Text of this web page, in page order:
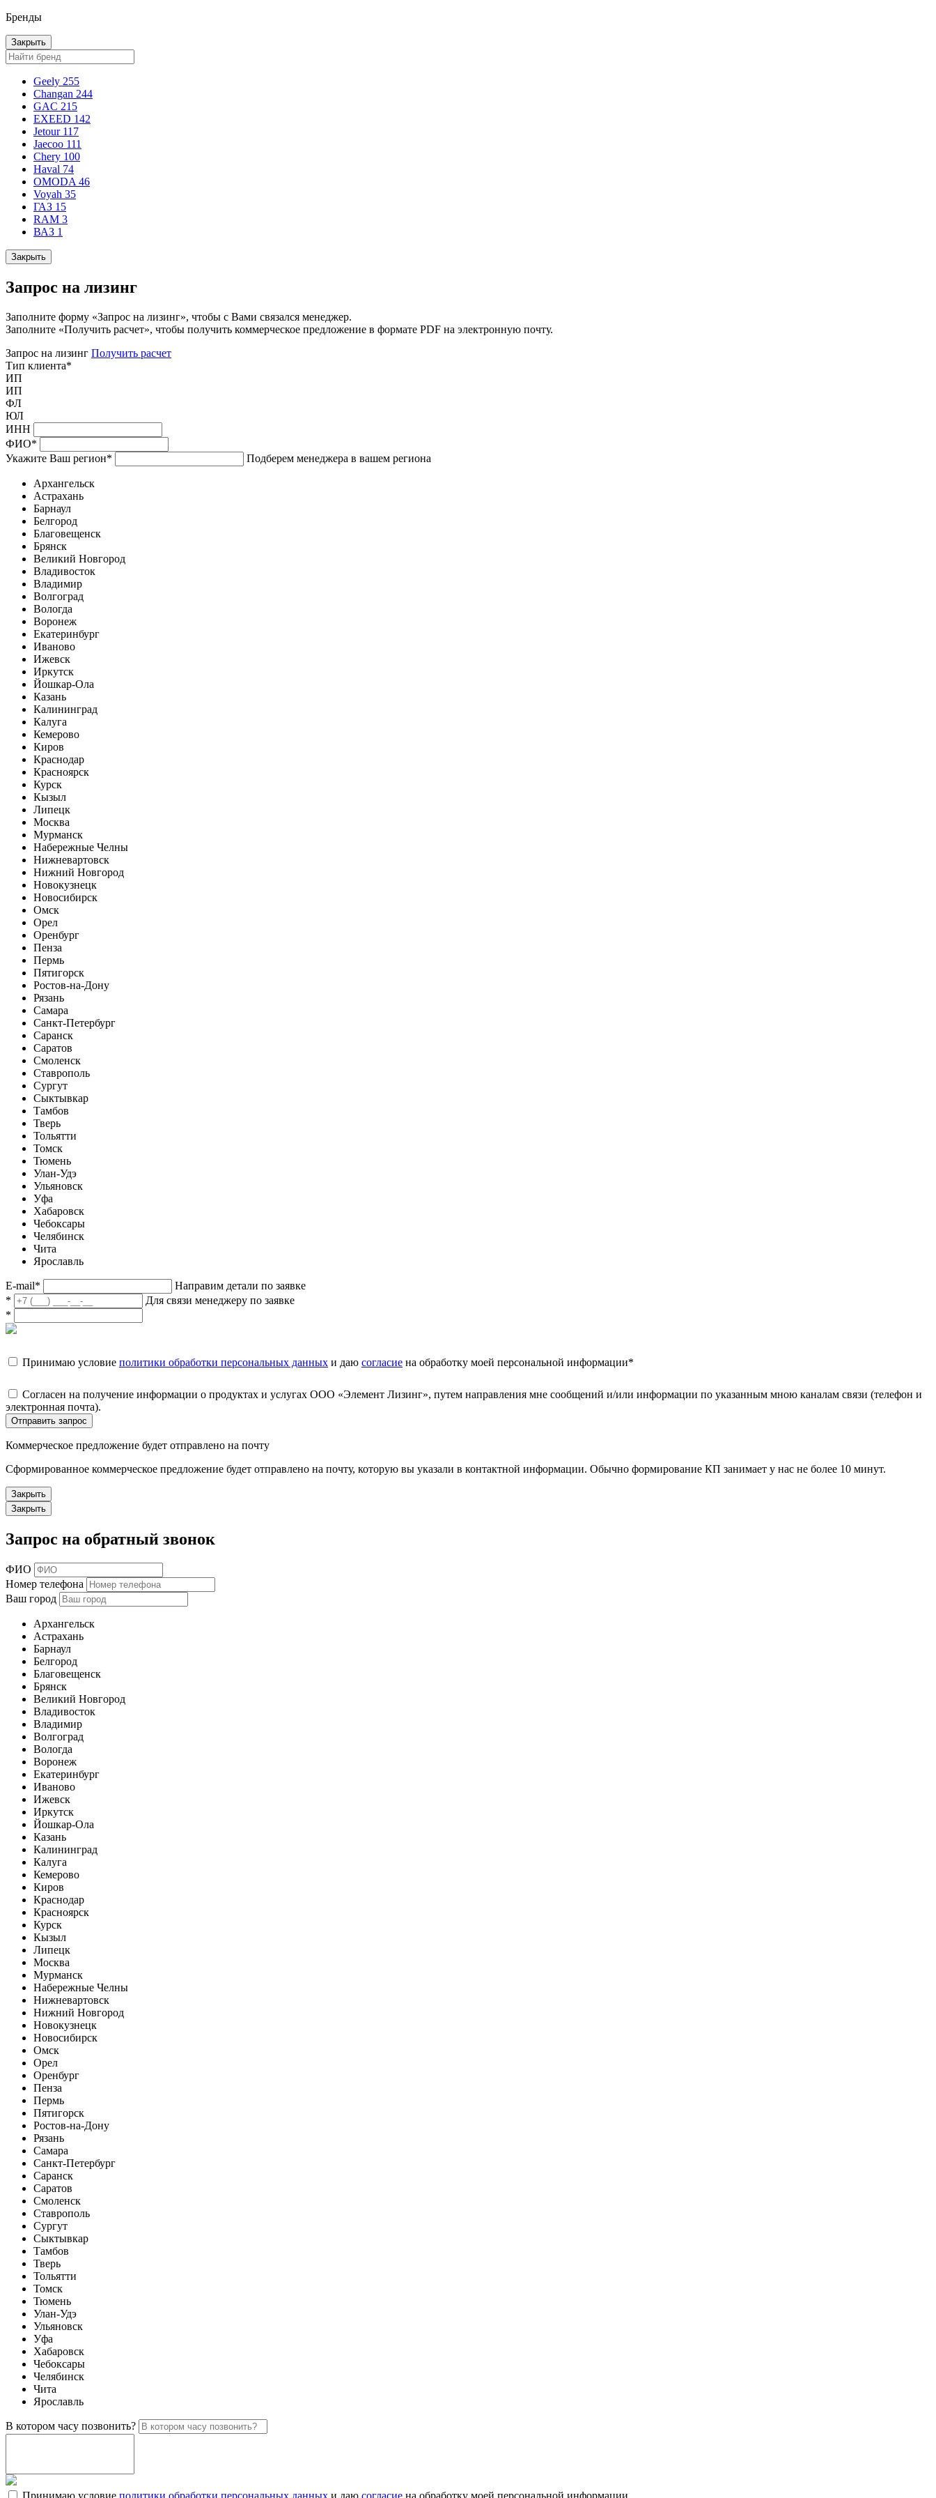
Бренды
Закрыть
Geely 255
Changan 244
GAC 215
EXEED 142
Jetour 117
Jaecoo 111
Chery 100
Haval 74
OMODA 46
Voyah 35
ГАЗ 15
RAM 3
ВАЗ 1
Закрыть
Запрос на лизинг
Заполните форму «Запрос на лизинг», чтобы с Вами связался менеджер.
Заполните «Получить расчет», чтобы получить коммерческое предложение в формате PDF на электронную почту.
Запрос на лизинг Получить расчет
Тип клиента*
ИП
ИП
ФЛ
ЮЛ
ИНН
ФИО*
Укажите Ваш регион* Подберем менеджера в вашем региона
Архангельск
Астрахань
Барнаул
Белгород
Благовещенск
Брянск
Великий Новгород
Владивосток
Владимир
Волгоград
Вологда
Воронеж
Екатеринбург
Иваново
Ижевск
Иркутск
Йошкар-Ола
Казань
Калининград
Калуга
Кемерово
Киров
Краснодар
Красноярск
Курск
Кызыл
Липецк
Москва
Мурманск
Набережные Челны
Нижневартовск
Нижний Новгород
Новокузнецк
Новосибирск
Омск
Орел
Оренбург
Пенза
Пермь
Пятигорск
Ростов-на-Дону
Рязань
Самара
Санкт-Петербург
Саранск
Саратов
Смоленск
Ставрополь
Сургут
Сыктывкар
Тамбов
Тверь
Тольятти
Томск
Тюмень
Улан-Удэ
Ульяновск
Уфа
Хабаровск
Чебоксары
Челябинск
Чита
Ярославль
E-mail*
Направим детали по заявке
*
Для связи менеджеру по заявке
*
Принимаю условие политики обработки персональных данных и даю согласие на обработку моей персональной информации*
Согласен на получение информации о продуктах и услугах ООО «Элемент Лизинг», путем направления мне сообщений и/или информации по указанным мною каналам связи (телефон и
электронная почта).
Отправить запрос
Коммерческое предложение будет отправлено на почту
Сформированное коммерческое предложение будет отправлено на почту, которую вы указали в контактной информации. Обычно формирование КП занимает у нас не более 10 минут.
Закрыть
Закрыть
Запрос на обратный звонок
ФИО
Номер телефона
Ваш город
Архангельск
Астрахань
Барнаул
Белгород
Благовещенск
Брянск
Великий Новгород
Владивосток
Владимир
Волгоград
Вологда
Воронеж
Екатеринбург
Иваново
Ижевск
Иркутск
Йошкар-Ола
Казань
Калининград
Калуга
Кемерово
Киров
Краснодар
Красноярск
Курск
Кызыл
Липецк
Москва
Мурманск
Набережные Челны
Нижневартовск
Нижний Новгород
Новокузнецк
Новосибирск
Омск
Орел
Оренбург
Пенза
Пермь
Пятигорск
Ростов-на-Дону
Рязань
Самара
Санкт-Петербург
Саранск
Саратов
Смоленск
Ставрополь
Сургут
Сыктывкар
Тамбов
Тверь
Тольятти
Томск
Тюмень
Улан-Удэ
Ульяновск
Уфа
Хабаровск
Чебоксары
Челябинск
Чита
Ярославль
В котором часу позвонить?
Принимаю условие политики обработки персональных данных и даю согласие на обработку моей персональной информации